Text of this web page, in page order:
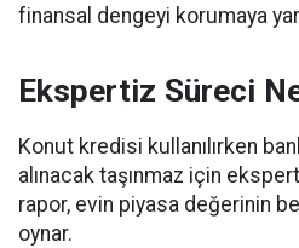
finansal dengeyi korumaya
Ekspertiz Süreci
Konut kredisi kullanılırken
alınacak taşınmaz için
rapor, evin piyasa değerinin
oynar.